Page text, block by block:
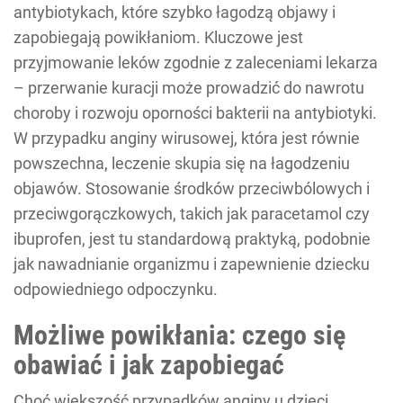
antybiotykach, które szybko łagodzą objawy i
zapobiegają powikłaniom. Kluczowe jest
przyjmowanie leków zgodnie z zaleceniami lekarza
– przerwanie kuracji może prowadzić do nawrotu
choroby i rozwoju oporności bakterii na antybiotyki.
W przypadku anginy wirusowej, która jest równie
powszechna, leczenie skupia się na łagodzeniu
objawów. Stosowanie środków przeciwbólowych i
przeciwgorączkowych, takich jak paracetamol czy
ibuprofen, jest tu standardową praktyką, podobnie
jak nawadnianie organizmu i zapewnienie dziecku
odpowiedniego odpoczynku.
Możliwe powikłania: czego się
obawiać i jak zapobiegać